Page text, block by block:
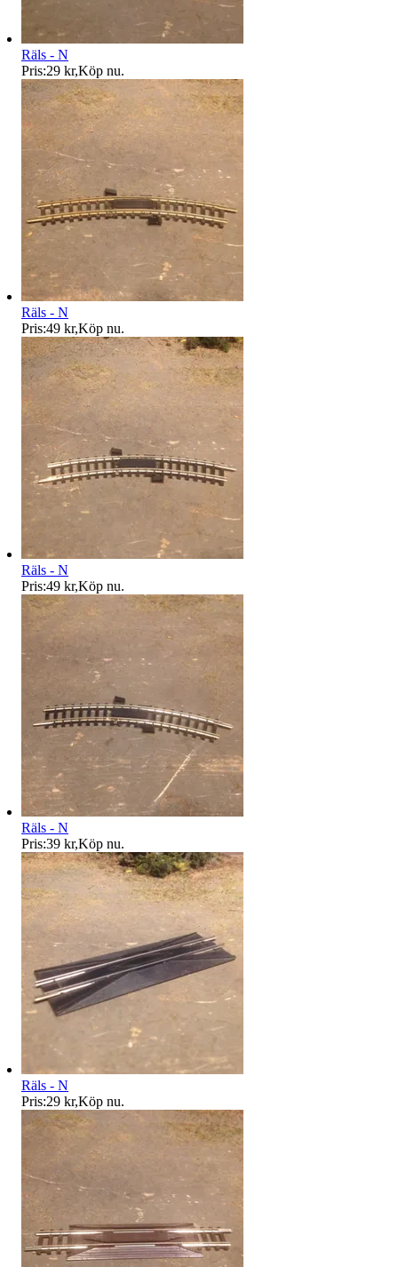
Räls - N
Pris:29 kr,Köp nu.
Räls - N
Pris:49 kr,Köp nu.
Räls - N
Pris:49 kr,Köp nu.
Räls - N
Pris:39 kr,Köp nu.
Räls - N
Pris:29 kr,Köp nu.